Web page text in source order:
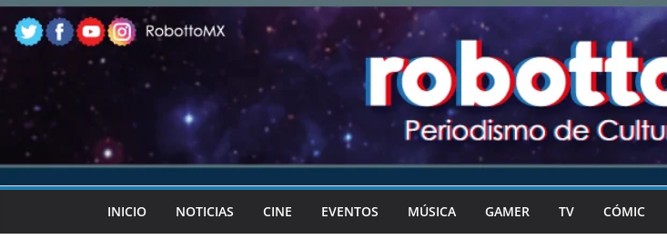
Skip
to
content
INICIO NOTICIAS CINE EVENTOS MÚSICA GAMER TV CÓMIC